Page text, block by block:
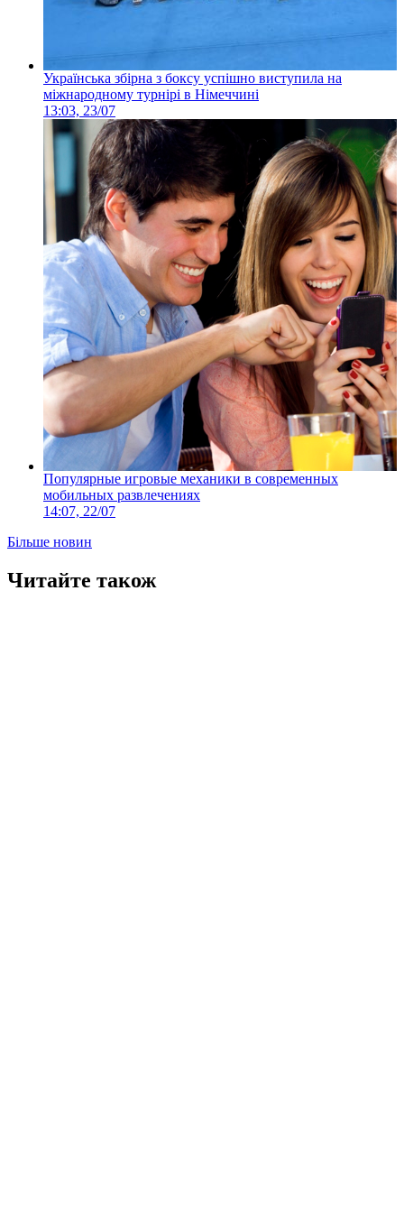
Українська збірна з боксу успішно виступила на
міжнародному турнірі в Німеччині
13:03, 23/07
Популярные игровые механики в современных
мобильных развлечениях
14:07, 22/07
Більше новин
Читайте також